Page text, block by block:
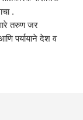
.
तरुण जर
पर्यायाने देश व